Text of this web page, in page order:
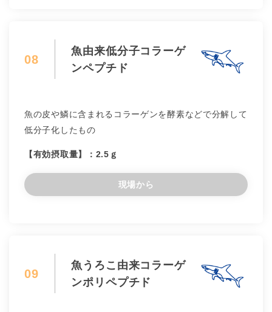
08
魚由来低分子コラーゲ
ンペプチド
魚の皮や鱗に含まれるコラーゲンを酵素などで分解して
低分子化したもの
【有効摂取量】：2.5ｇ
現場から
09
魚うろこ由来コラーゲ
ンポリペプチド